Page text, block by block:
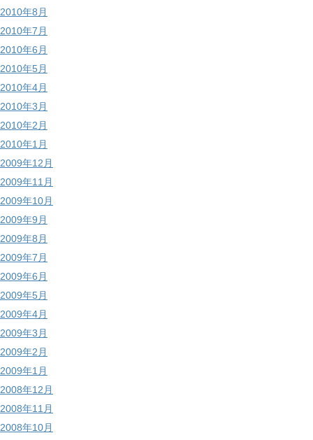
2010年8月
2010年7月
2010年6月
2010年5月
2010年4月
2010年3月
2010年2月
2010年1月
2009年12月
2009年11月
2009年10月
2009年9月
2009年8月
2009年7月
2009年6月
2009年5月
2009年4月
2009年3月
2009年2月
2009年1月
2008年12月
2008年11月
2008年10月